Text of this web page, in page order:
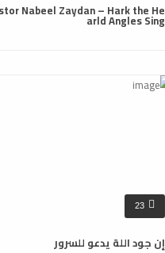
Nabeel Zaydan – Hark the He
arld Angles Sing
23
إن جود اللة يدعو للسرور